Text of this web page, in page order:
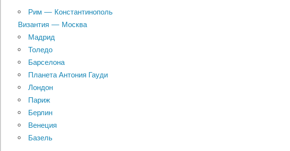
Рим — Константинополь
Византия — Москва
Мадрид
Толедо
Барселона
Планета Антония Гауди
Лондон
Париж
Берлин
Венеция
Базель